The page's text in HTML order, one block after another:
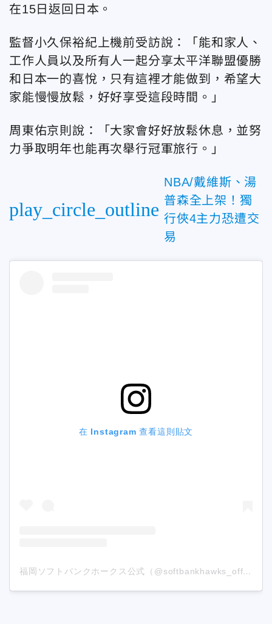
在15日返回日本。
監督小久保裕紀上機前受訪說：「能和家人、
工作人員以及所有人一起分享太平洋聯盟優勝
和日本一的喜悅，只有這裡才能做到，希望大
家能慢慢放鬆，好好享受這段時間。」
周東佑京則說：「大家會好好放鬆休息，並努
力爭取明年也能再次舉行冠軍旅行。」
play_circle_outline
NBA/戴維斯、湯
普森全上架！獨
行俠4主力恐遭交
易
在 Instagram 查看這則貼文
福岡ソフトバンクホークス公式（@softbankhawks_official）分享的貼文